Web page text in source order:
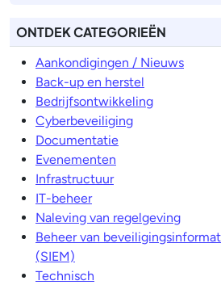
ONTDEK CATEGORIEËN
Aankondigingen / Nieuws
Back-up en herstel
Bedrijfsontwikkeling
Cyberbeveiliging
Documentatie
Evenementen
Infrastructuur
IT-beheer
Naleving van regelgeving
Beheer van
(SIEM)
Technisch